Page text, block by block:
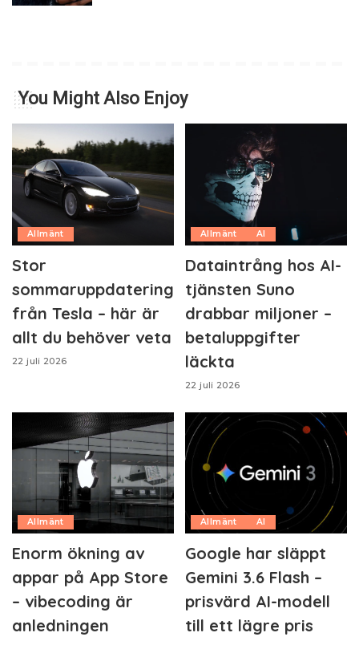
You Might Also Enjoy
Allmänt
Stor
sommaruppdatering
från Tesla – här är
allt du behöver veta
22 juli 2026
Allmänt AI
Dataintrång hos AI-
tjänsten Suno
drabbar miljoner –
betaluppgifter
läckta
22 juli 2026
Allmänt
Enorm ökning av
appar på App Store
– vibecoding är
anledningen
Allmänt AI
Google har släppt
Gemini 3.6 Flash –
prisvärd AI-modell
till ett lägre pris